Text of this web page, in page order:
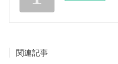
関連記事